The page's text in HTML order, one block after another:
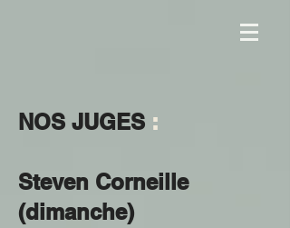
NOS JUGES :
Steven Corneille
(dimanche)